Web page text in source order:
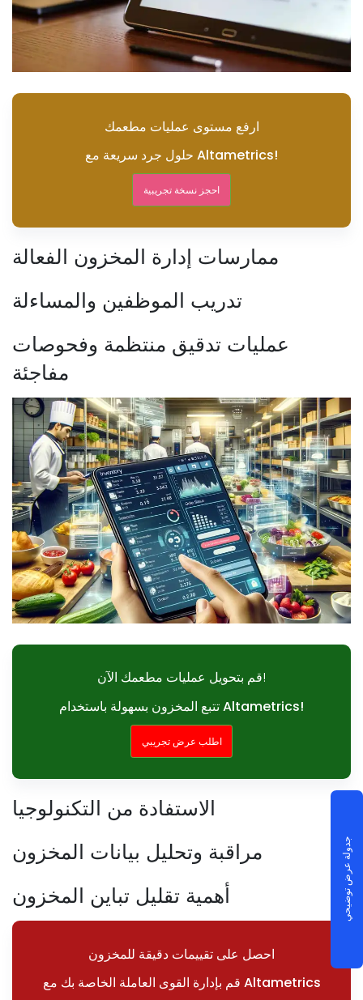
ارفع مستوى عمليات مطعمك
حلول جرد سريعة مع Altametrics!
احجز نسخة تجريبية
ممارسات إدارة المخزون الفعالة
تدريب الموظفين والمساءلة
عمليات تدقيق منتظمة وفحوصات
مفاجئة
قم بتحويل عمليات مطعمك الآن!
تتبع المخزون بسهولة باستخدام Altametrics!
اطلب عرض تجريبي
الاستفادة من التكنولوجيا
مراقبة وتحليل بيانات المخزون
أهمية تقليل تباين المخزون
احصل على تقييمات دقيقة للمخزون
قم بإدارة القوى العاملة الخاصة بك مع Altametrics
جدولة عرض توضيحي